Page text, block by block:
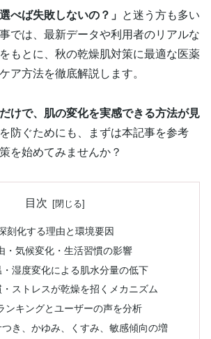
べば失敗しないの？」 と迷う方も多い
では、最新データや利用者のリアルな
もとに、秋の乾燥肌対策に最適な医薬
ア方法を徹底解説します。
けで、肌の変化を実感できる方法が見
防ぐためにも、まずは本記事を参考
を始めてみませんか？
目次
刻化する理由と環境要因
・気候変化・生活習慣の影響
湿度変化による肌水分量の低下
ストレスが乾燥を招くメカニズム
ンキングとユーザーの声を分析
つき、かゆみ、くすみ、敏感傾向の増